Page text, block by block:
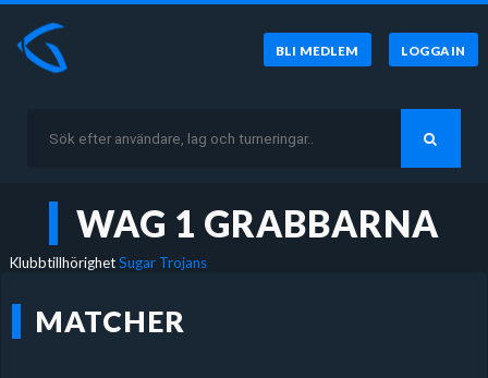
BLI MEDLEM LOGGA IN
WAG 1 GRABBARNA
KlubbtillhörighetSugar Trojans
MATCHER